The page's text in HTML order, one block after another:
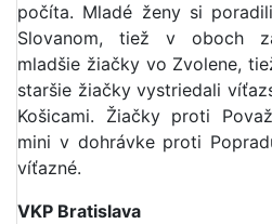
počíta. Mladé ženy si
Slovanom, tiež v oboch
mladšie žiačky vo Zvolene,
staršie žiačky vystriedali
Košicami. Žiačky proti
mini v dohrávke proti
víťazné.
VKP Bratislava